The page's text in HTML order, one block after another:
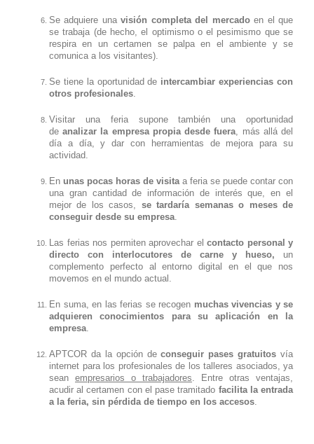
Se adquiere unavisión completa del mercadoen el que
se trabaja (de hecho, el optimismo o el pesimismo que se
respira en un certamen se palpa en el ambiente y se
comunica a los visitantes).
Se tiene la oportunidad de intercambiar experiencias con
otros profesionales
Visitar una feria supone también una oportunidad
deanalizar la empresa propia desde fuera , más allá del
día a día, y dar con herramientas de mejora para su
actividad.
En unas pocas horas de visita a feria se puede contar con
una gran cantidad de información de interés que, en el
mejor de los casos, se tardaría semanas o meses de
conseguir desde su empresa
Las ferias nos permiten aprovechar el contacto personal y
directo con interlocutores de carne y hueso, un
complemento perfecto al entorno digital en el que nos
movemos en el mundo actual.
En suma, en las ferias se recogen muchas vivencias y se
adquieren conocimientos para su aplicación en la
empresa
APTCOR da la opción deconseguir pases gratuitos vía
internet para los profesionales de los talleres asociados, ya
sean empresarios o trabajadores . Entre otras ventajas,
acudir al certamen con el pase tramitado facilita la entrada
a la feria, sin pérdida de tiempo en los accesos